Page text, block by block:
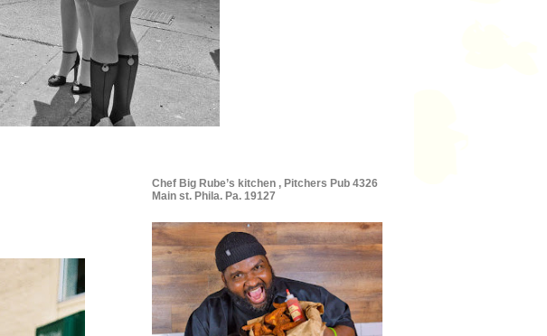
Chef Big Rube’s kitchen , Pitchers Pub 4326
Main st. Phila. Pa. 19127